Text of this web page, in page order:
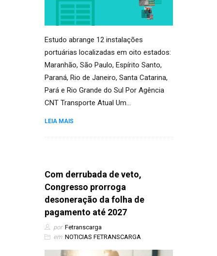
Estudo abrange 12 instalações
portuárias localizadas em oito estados:
Maranhão, São Paulo, Espírito Santo,
Paraná, Rio de Janeiro, Santa Catarina,
Pará e Rio Grande do Sul Por Agência
CNT Transporte Atual Um…
LEIA MAIS
Com derrubada de veto,
Congresso prorroga
desoneração da folha de
pagamento até 2027
por Fetranscarga
em NOTICIAS FETRANSCARGA